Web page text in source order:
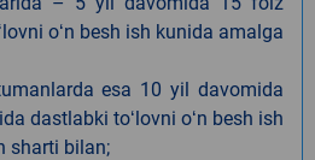
oʻn besh ish kunida amalga
esa 10 yil davomida
dastlabki toʻlovni oʻn besh ish
sharti bilan;